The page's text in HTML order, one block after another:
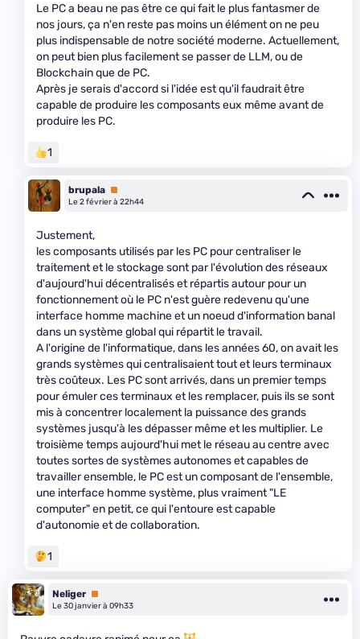
Le PC a beau ne pas être ce qui fait le plus fantasmer de
nos jours, ça n'en reste pas moins un élément on ne peu
plus indispensable de notre société moderne. Actuellement,
on peut bien plus facilement se passer de LLM, ou de
Blockchain que de PC.
Après je serais d'accord si l'idée est qu'il faudrait être
capable de produire les composants eux même avant de
produire les PC.
1
brupala Premium
Le 2 février à 22h44
Justement,
les composants utilisés par les PC pour centraliser le
traitement et le stockage sont par l'évolution des réseaux
d'aujourd'hui décentralisés et répartis autour pour un
fonctionnement où le PC n'est guère redevenu qu'une
interface homme machine et un noeud d'information banal
dans un système global qui répartit le travail.
A l'origine de l'informatique, dans les années 60, on avait les
grands systèmes qui centralisaient tout et leurs terminaux
très coûteux. Les PC sont arrivés, dans un premier temps
pour émuler ces terminaux et les remplacer, puis ils se sont
mis à concentrer localement la puissance des grands
systèmes jusqu'à les dépasser même et les multiplier. Le
troisième temps aujourd'hui met le réseau au centre avec
toutes sortes de systèmes autonomes et capables de
travailler ensemble, le PC est un composant de l'ensemble,
une interface homme système, plus vraiment "LE
computer" en petit, ce qui l'entoure est capable
d'autonomie et de collaboration.
1
Neliger Premium
Le 30 janvier à 09h33